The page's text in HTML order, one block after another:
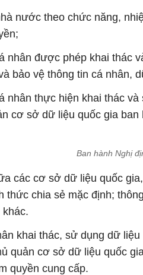
nước theo chức năng,
nhân được phép khai thác
bảo vệ thông tin cá nhân,
nhân thực hiện khai thác
cơ sở dữ liệu quốc gia ban
Ban hành Nghị
các cơ sở dữ liệu quốc
thức chia sẻ mặc định;
khác.
khai thác, sử dụng dữ
quản cơ sở dữ liệu quốc
quyền cung cấp.